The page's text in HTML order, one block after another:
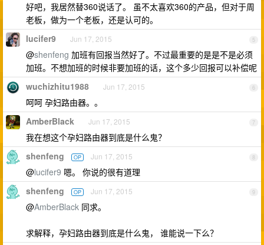
好吧，我居然替360说话了。 虽不太喜欢360的产品，但对于周
老板，做为一个老板，还是认可的。
5
lucifer9 Jun 17, 2015
@shenfeng 加班有回报当然好了。不过最重要的是是不是必须
加班。不想加班的时候非要加班的话，这个多少回报可以补偿呢
6
wuchizhitu1988 Jun 17, 2015
呵呵 孕妇路由器。。
7
AmberBlack Jun 17, 2015
我在想这个孕妇路由器到底是什么鬼？
8
shenfeng OP Jun 17, 2015
@lucifer9 嗯。 你说的很有道理
9
shenfeng OP Jun 17, 2015
@AmberBlack 同求。
求解释，孕妇路由器到底是什么鬼， 谁能说一下么？